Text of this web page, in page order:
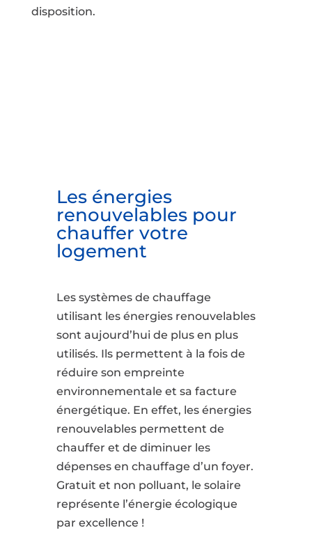
disposition.
Les énergies
renouvelables pour
chauffer votre
logement
Les systèmes de chauffage
utilisant les énergies renouvelables
sont aujourd’hui de plus en plus
utilisés. Ils permettent à la fois de
réduire son empreinte
environnementale et sa facture
énergétique. En effet, les énergies
renouvelables permettent de
chauffer et de diminuer les
dépenses en chauffage d’un foyer.
Gratuit et non polluant, le solaire
représente l’énergie écologique
par excellence !